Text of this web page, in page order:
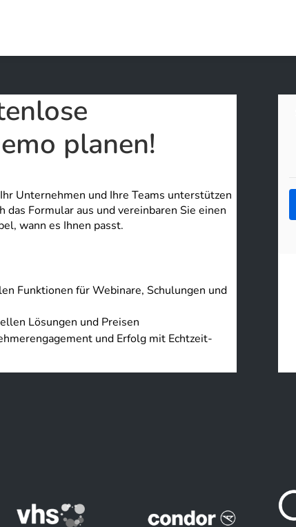
planen!
Ihr Unternehmen und Ihre Teams unterstützen
das Formular aus und vereinbaren Sie einen
wann es Ihnen passt.
Funktionen für Webinare, Schulungen und
Lösungen und Preisen
und Erfolg mit Echtzeit-